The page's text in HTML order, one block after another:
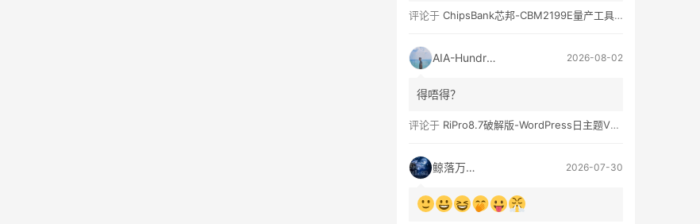
评论于 ChipsBank芯邦-CBM2199E量产工具亲测可用
AIA-Hundred 2026-08-02
得唔得？
评论于 RiPro8.7破解版-WordPress日主题V8.7完整无限制版下载
鲸落万物生 2026-07-30